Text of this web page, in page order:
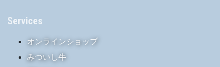
Services
オンラインショップ
みついし牛